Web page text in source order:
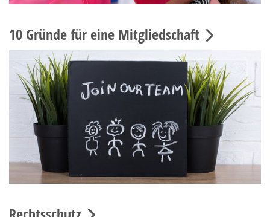
10 Gründe für eine Mitgliedschaft